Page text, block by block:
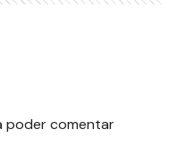
poder comentar